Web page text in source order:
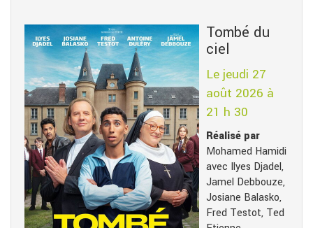
Tombé du
ciel
Le jeudi 27
août 2026 à
21 h 30
Réalisé par
Mohamed Hamidi
avec Ilyes Djadel,
Jamel Debbouze,
Josiane Balasko,
Fred Testot, Ted